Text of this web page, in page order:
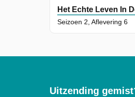
Het Echte Leven In
Seizoen 2, Aflevering 6
Uitzending